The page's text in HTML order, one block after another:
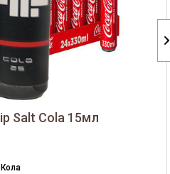
Salt Cola 15мл
Кола